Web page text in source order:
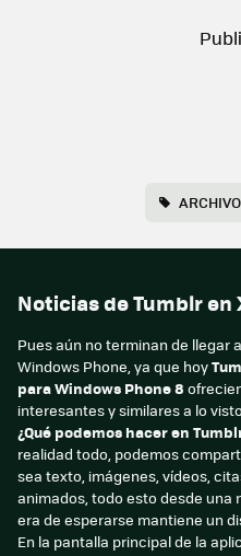
Noticias de Tumblr en
Pues aún no terminan de
Windows Phone, ya que hoy
para Windows Phone 8
interesantes y similares a lo
¿Qué podemos hacer en
realidad todo, podemos
sea texto, imágenes, vídeos,
animados, todo esto desde una
era de esperarse mantiene un
En la pantalla principal de la